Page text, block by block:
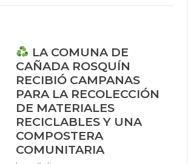
LA COMUNA DE
CAÑADA ROSQUÍN
RECIBIÓ CAMPANAS
PARA LA RECOLECCIÓN
DE MATERIALES
RECICLABLES Y UNA
COMPOSTERA
COMUNITARIA